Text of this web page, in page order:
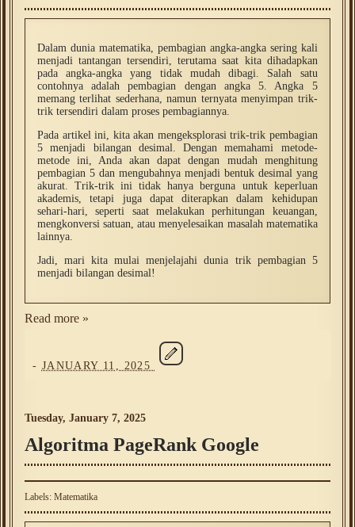
Dalam dunia matematika, pembagian angka-angka sering kali
menjadi tantangan tersendiri, terutama saat kita dihadapkan
pada angka-angka yang tidak mudah dibagi. Salah satu
contohnya adalah pembagian dengan angka 5. Angka 5
memang terlihat sederhana, namun ternyata menyimpan trik-
trik tersendiri dalam proses pembagiannya.
Pada artikel ini, kita akan mengeksplorasi trik-trik pembagian
5 menjadi bilangan desimal. Dengan memahami metode-
metode ini, Anda akan dapat dengan mudah menghitung
pembagian 5 dan mengubahnya menjadi bentuk desimal yang
akurat. Trik-trik ini tidak hanya berguna untuk keperluan
akademis, tetapi juga dapat diterapkan dalam kehidupan
sehari-hari, seperti saat melakukan perhitungan keuangan,
mengkonversi satuan, atau menyelesaikan masalah matematika
lainnya.
Jadi, mari kita mulai menjelajahi dunia trik pembagian 5
menjadi bilangan desimal!
Read more »
- JANUARY 11, 2025
Tuesday, January 7, 2025
Algoritma PageRank Google
Labels: Matematika